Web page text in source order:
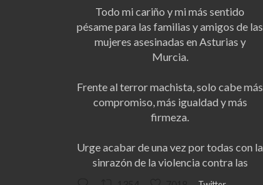
Todo mi cariño y mi más sentido
pésame para las familias y amigos de las
mujeres asesinadas en Asturias y
Murcia.
Frente al terror machista, solo cabe más
compromiso, más igualdad y más
firmeza.
Urge acabar de una vez por todas con la
sinrazón de la violencia contra las